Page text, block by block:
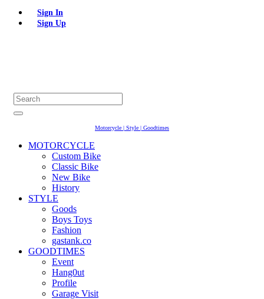
Sign In
Sign Up
Motorcycle | Style | Goodtimes
MOTORCYCLE
Custom Bike
Classic Bike
New Bike
History
STYLE
Goods
Boys Toys
Fashion
gastank.co
GOODTIMES
Event
Hang0ut
Profile
Garage Visit